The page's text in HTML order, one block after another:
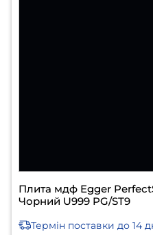
Плита мдф Egger
Чорний U999 PG/ST9
Термін поставки до 14